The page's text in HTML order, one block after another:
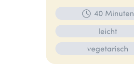
40 Minuten
leicht
vegetarisch